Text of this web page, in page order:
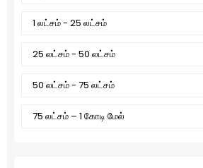
1 லட்சம் - 25 லட்சம்
25 லட்சம் - 50 லட்சம்
50 லட்சம் - 75 லட்சம்
75 லட்சம் – 1 கோடி மேல்